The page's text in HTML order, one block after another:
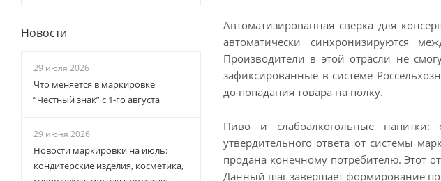
Автоматизированная сверка для
автоматически синхронизируются
Производители в этой отрасли не
зафиксированные в системе
до попадания товара на полку.
Пиво и слабоалкогольные напитки:
утвердительного ответа от системы
продана конечному потребителю. Этот
Данный шаг завершает формирование
Новости
29 июля 2026
Что меняется в маркировке
“Честный знак” с 1-го августа
29 июня 2026
Новости маркировки на июль:
кондитерские изделия, косметика,